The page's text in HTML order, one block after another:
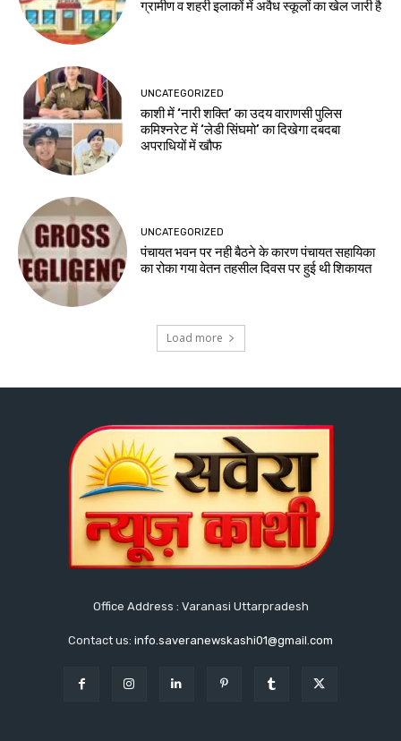
ग्रामीण व शहरी इलाकों में अवैध स्कूलों का खेल जारी है
UNCATEGORIZED
काशी में ‘नारी शक्ति’ का उदय वाराणसी पुलिस
कमिश्नरेट में ‘लेडी सिंघमो’ का दिखेगा दबदबा
अपराधियों में खौफ
UNCATEGORIZED
पंचायत भवन पर नही बैठने के कारण पंचायत सहायिका
का रोका गया वेतन तहसील दिवस पर हुई थी शिकायत
Load more
Office Address : Varanasi Uttarpradesh
Contact us: info.saveranewskashi01@gmail.com